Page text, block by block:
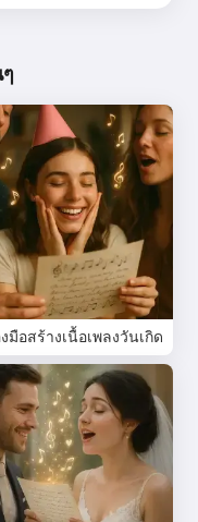
มือสร้างเนื้อเพลงวันเกิด